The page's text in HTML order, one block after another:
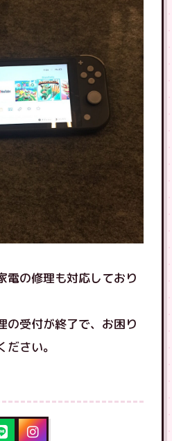
電の修理も対応しており
の受付が終了で、お困り
さい。